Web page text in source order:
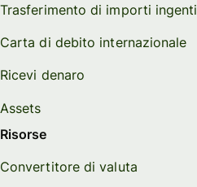
Trasferimento di importi ingenti
Carta di debito internazionale
Ricevi denaro
Assets
Risorse
Convertitore di valuta